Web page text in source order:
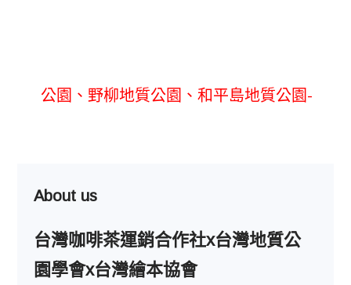
公園、野柳地質公園、和平島地質公園-
公園、野柳地質公園、和平島地質公園-
About us
台灣咖啡茶運銷合作社x台灣地質公
園學會x台灣繪本協會